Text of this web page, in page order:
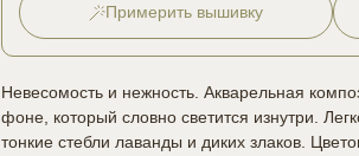
Примерить вышивку
Невесомость и нежность. Акварельная
фоне, который словно светится изнутри.
тонкие стебли лаванды и диких злаков.